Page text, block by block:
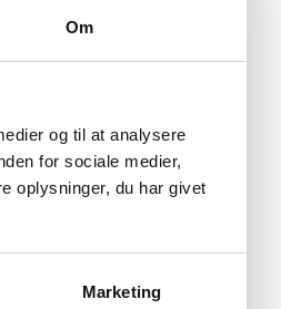
Om
og til at analysere
for sociale medier,
oplysninger, du har givet
Marketing